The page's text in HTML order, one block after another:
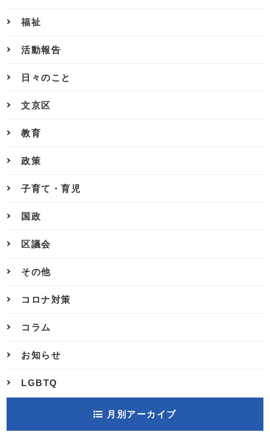
福祉
活動報告
日々のこと
文京区
教育
政策
子育て・育児
国政
区議会
その他
コロナ対策
コラム
お知らせ
LGBTQ
月別アーカイブ